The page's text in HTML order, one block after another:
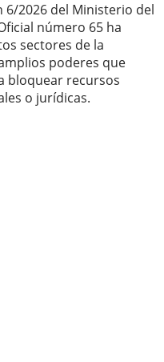
6/2026 del Ministerio del
número 65 ha
sectores de la
poderes que
bloquear recursos
o jurídicas.